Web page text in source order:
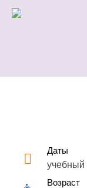
Даты
учебный
Возраст